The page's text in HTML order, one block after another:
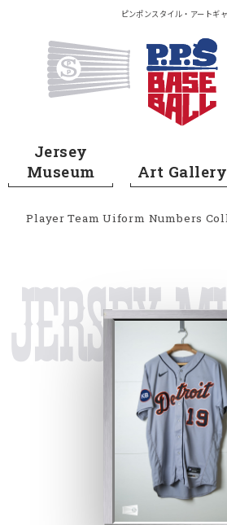
メイン コンテンツにスキップピンポンスタイル・アートギ
Jersey
Museum
Art Gallery
Player Team Uiform Numbers
Jersey